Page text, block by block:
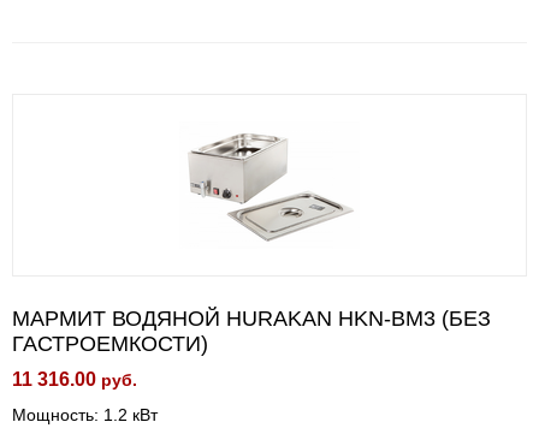
МАРМИТ ВОДЯНОЙ HURAKAN HKN-BM3 (БЕЗ
ГАСТРОЕМКОСТИ)
11 316.00 руб.
Мощность: 1.2 кВт